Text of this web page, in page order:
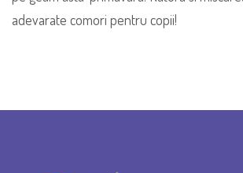
adevarate comori pentru copii!